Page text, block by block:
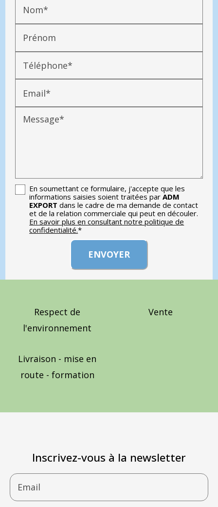
Nom*
Prénom
Téléphone*
Email*
Message*
En soumettant ce formulaire, j'accepte que les
informations saisies soient traitées parADM
EXPORT dans le cadre de ma demande de contact
et de la relation commerciale qui peut en découler.
En savoir plus en consultant notre politique de
confidentialité.*
Respect de
l'environnement
Vente
Livraison - mise en
route - formation
Inscrivez-vous à la newsletter
Email